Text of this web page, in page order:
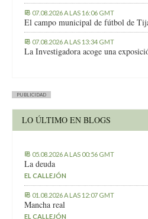
07.08.2026 A LAS 16:06 GMT
El campo municipal de fútbol de
07.08.2026 A LAS 13:34 GMT
La Investigadora acoge una
PUBLICIDAD
LO ÚLTIMO EN BLOGS
05.08.2026 A LAS 00:56 GMT
La deuda
EL CALLEJÓN
01.08.2026 A LAS 12:07 GMT
Mancha real
EL CALLEJÓN